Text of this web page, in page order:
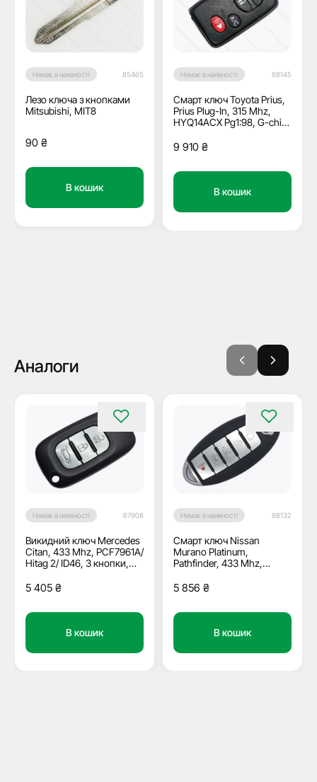
Немає в наявності 85465
Лезо ключа з кнопками
Mitsubishi, MIT8
90 ₴
В кошик
Немає в наявності 88145
Смарт ключ Toyota Prius,
Prius Plug-In, 315 Mhz,
HYQ14ACX Pg1:98, G-chip,
9 910 ₴
В кошик
Аналоги
Немає в наявності 67908
Викидний ключ Mercedes
Citan, 433 Mhz, PCF7961A/
Hitag 2/ ID46, 3 кнопки,
5 405 ₴
В кошик
Немає в наявності 88132
Смарт ключ Nissan
Murano Platinum,
Pathfinder, 433 Mhz,
PCF7953M/ Hitag Aes/
5 856 ₴
В кошик